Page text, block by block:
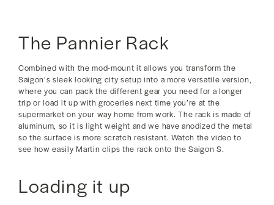
The Pannier Rack
Combined with the mod-mount it allows you transform the
Saigon’s sleek looking city setup into a more versatile version,
where you can pack the different gear you need for a longer
trip or load it up with groceries next time you’re at the
supermarket on your way home from work. The rack is made of
aluminum, so it is light weight and we have anodized the metal
so the surface is more scratch resistant. Watch the video to
see how easily Martin clips the rack onto the Saigon S.
Loading it up